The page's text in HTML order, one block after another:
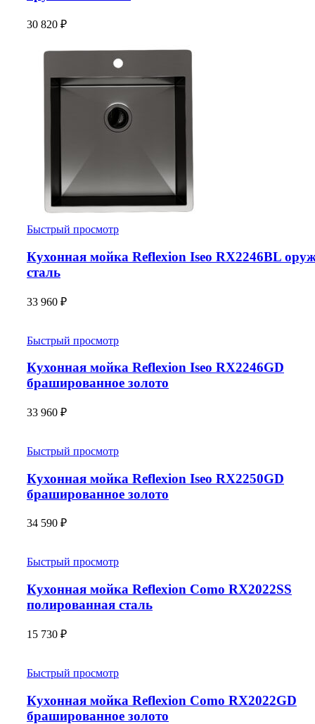
30 820 ₽
Быстрый просмотр
Кухонная мойка Reflexion Iseo RX2246BL
сталь
33 960 ₽
Быстрый просмотр
Кухонная мойка Reflexion Iseo RX2246GD
брашированное золото
33 960 ₽
Быстрый просмотр
Кухонная мойка Reflexion Iseo RX2250GD
брашированное золото
34 590 ₽
Быстрый просмотр
Кухонная мойка Reflexion Como RX2022SS
полированная сталь
15 730 ₽
Быстрый просмотр
Кухонная мойка Reflexion Como RX2022GD
брашированное золото